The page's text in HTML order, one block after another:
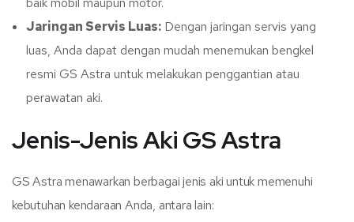
Jaringan Servis Luas: Dengan jaringan servis yang
luas, Anda dapat dengan mudah menemukan bengkel
resmi GS Astra untuk melakukan penggantian atau
perawatan aki.
Jenis-Jenis Aki GS Astra
GS Astra menawarkan berbagai jenis aki untuk memenuhi
kebutuhan kendaraan Anda, antara lain: